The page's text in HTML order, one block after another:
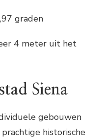
graden
4 meter uit het
Siena
gebouwen
historische